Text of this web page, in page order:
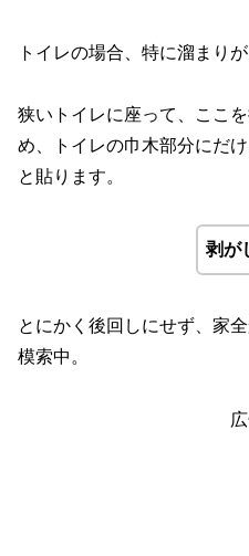
トイレの場合、特に溜まりが
狭いトイレに座って、ここ
め、トイレの巾木部分にだ
と貼ります。
剥が
とにかく後回しにせず、家
模索中。